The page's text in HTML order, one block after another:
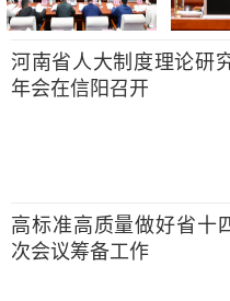
河南省人大制度理论研
年会在信阳召开
高标准高质量做好省十
次会议筹备工作